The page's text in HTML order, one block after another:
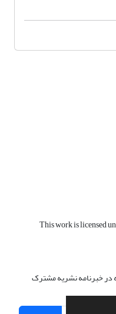
This work is licensed
در خبرنامه نشریه مشترک